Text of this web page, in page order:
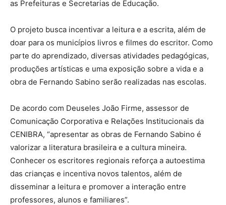
as Prefeituras e Secretarias de Educação.
O projeto busca incentivar a leitura e a escrita, além de
doar para os municípios livros e filmes do escritor. Como
parte do aprendizado, diversas atividades pedagógicas,
produções artísticas e uma exposição sobre a vida e a
obra de Fernando Sabino serão realizadas nas escolas.
De acordo com Deuseles João Firme, assessor de
Comunicação Corporativa e Relações Institucionais da
CENIBRA, “apresentar as obras de Fernando Sabino é
valorizar a literatura brasileira e a cultura mineira.
Conhecer os escritores regionais reforça a autoestima
das crianças e incentiva novos talentos, além de
disseminar a leitura e promover a interação entre
professores, alunos e familiares”.